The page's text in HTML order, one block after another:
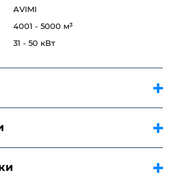
AVIMI
4001 - 5000 м³
31 - 50 кВт